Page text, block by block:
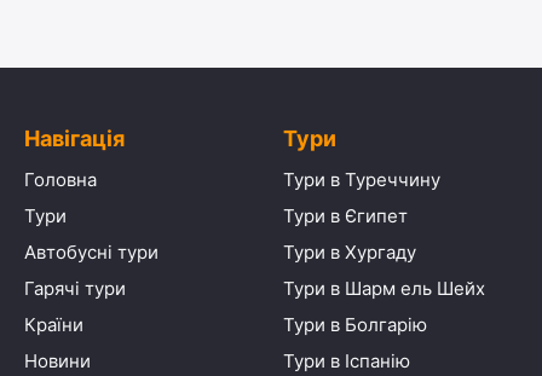
Навігація
Головна
Тури
Автобусні тури
Гарячі тури
Країни
Новини
Тури
Тури в Туреччину
Тури в Єгипет
Тури в Хургаду
Тури в Шарм ель Шейх
Тури в Болгарію
Тури в Іспанію